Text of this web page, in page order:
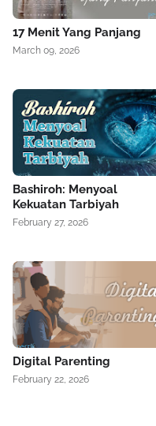
17 Menit Yang Panjang
March 09, 2026
Bashiroh: Menyoal
Kekuatan Tarbiyah
February 27, 2026
Digital Parenting
February 22, 2026